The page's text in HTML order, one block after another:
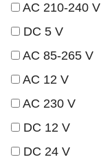
AC 210-240 V
DC 5 V
AC 85-265 V
AC 12 V
AC 230 V
DC 12 V
DC 24 V